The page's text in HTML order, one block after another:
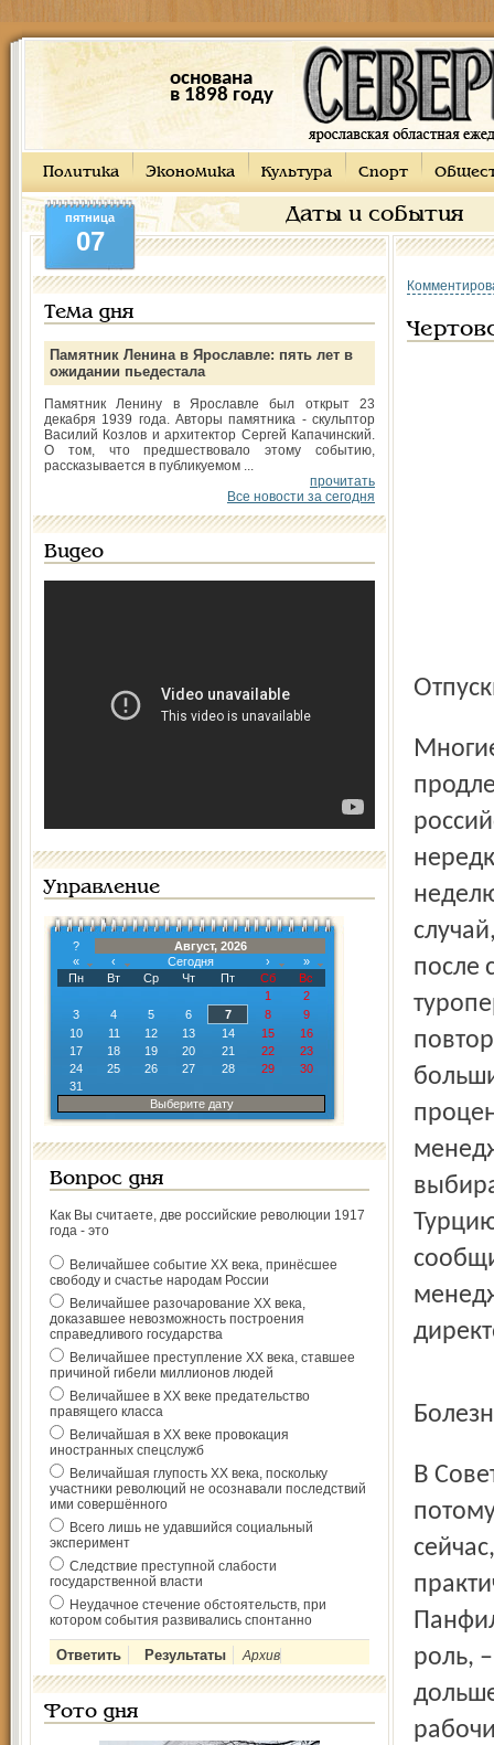
основана
в 1898 году
Политика Экономика Культура Спорт
Даты и события
пятница
07
Тема дня
Памятник Ленина в Ярославле: пять лет в
ожидании пьедестала
Памятник Ленину в Ярославле был открыт 23
декабря 1939 года. Авторы памятника - скульптор
Василий Козлов и архитектор Сергей Капачинский.
О том, что предшествовало этому событию,
рассказывается в публикуемом ...
прочитать
Все новости за сегодня
Видео
Управление
?
Август, 2026
«
‹ Сегодня ›
»
Пн
Вт Ср Чт Пт Сб
Вс
1
2
3
4 5 6 7 8
9
10
11 12 13 14 15
16
17
18 19 20 21 22
23
24
25 26 27 28 29
30
31
Выберите дату
Вопрос дня
Как Вы считаете, две российские революции 1917
года - это
Величайшее событие ХХ века, принёсшее
свободу и счастье народам России
Величайшее разочарование ХХ века,
доказавшее невозможность построения
справедливого государства
Величайшее преступление ХХ века, ставшее
причиной гибели миллионов людей
Величайшее в ХХ веке предательство
правящего класса
Величайшая в ХХ веке провокация
иностранных спецслужб
Величайшая глупость ХХ века, поскольку
участники революций не осознавали последствий
ими совершённого
Всего лишь не удавшийся социальный
эксперимент
Следствие преступной слабости
государственной власти
Неудачное стечение обстоятельств, при
котором события развивались спонтанно
Архив
Фото дня
Многие снова уходят в отпуск, как в запой – продлевая и
после
В Советском Союзе постотпускного синдрома не было,
роль,